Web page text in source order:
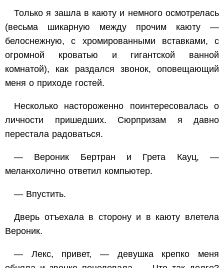
Только я зашла в каюту и немного осмотрелась
(весьма шикарную между прочим каюту —
белоснежную, с хромированными вставками, с
огромной кроватью и гигантской ванной
комнатой), как раздался звонок, оповещающий
меня о приходе гостей.
Несколько настороженно поинтересовалась о
личности пришедших. Сюрпризам я давно
перестала радоваться.
— Вероник Бертран и Грета Кауц, —
меланхолично ответил компьютер.
— Впустить.
Дверь отъехала в сторону и в каюту влетела
Вероник.
— Лекс, привет, — девушка крепко меня